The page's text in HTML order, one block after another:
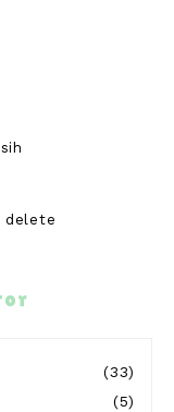
delete
(33)
(5)